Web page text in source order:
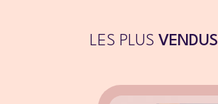
LES PLUS VENDUS